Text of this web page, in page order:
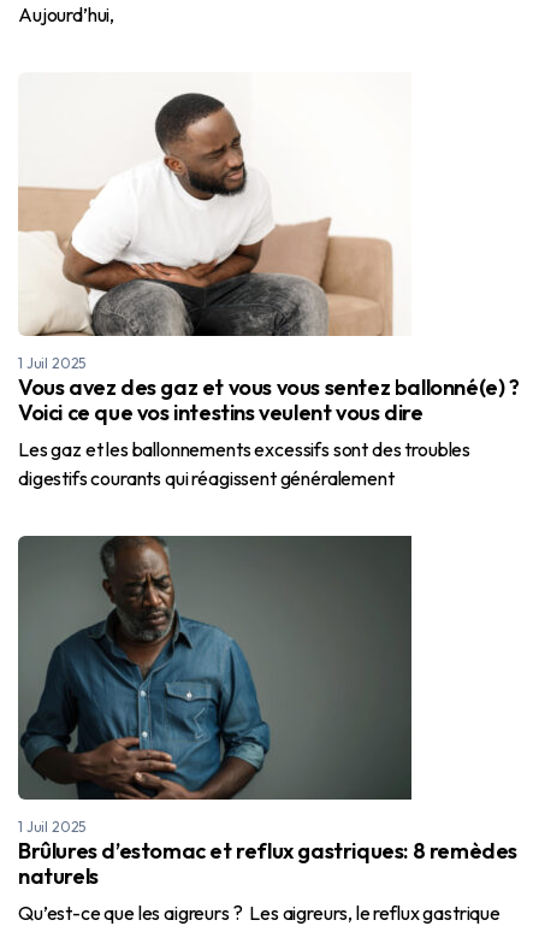
Aujourd’hui,
1 Juil 2025
Vous avez des gaz et vous vous sentez ballonné(e) ?
Voici ce que vos intestins veulent vous dire
Les gaz et les ballonnements excessifs sont des troubles
digestifs courants qui réagissent généralement
1 Juil 2025
Brûlures d’estomac et reflux gastriques: 8 remèdes
naturels
Qu’est-ce que les aigreurs ? Les aigreurs, le reflux gastrique